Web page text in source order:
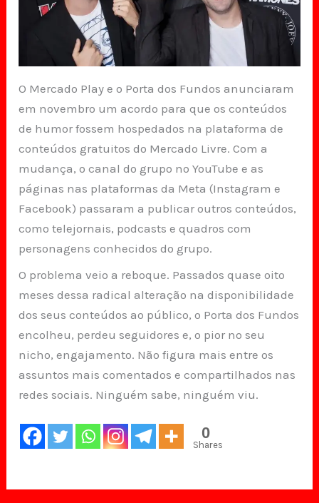
O Mercado Play e o Porta dos Fundos anunciaram
em novembro um acordo para que os conteúdos
de humor fossem hospedados na plataforma de
conteúdos gratuitos do Mercado Livre. Com a
mudança, o canal do grupo no YouTube e as
páginas nas plataformas da Meta (Instagram e
Facebook) passaram a publicar outros conteúdos,
como telejornais, podcasts e quadros com
personagens conhecidos do grupo.
O problema veio a reboque. Passados quase oito
meses dessa radical alteração na disponibilidade
dos seus conteúdos ao público, o Porta dos Fundos
encolheu, perdeu seguidores e, o pior no seu
nicho, engajamento. Não figura mais entre os
assuntos mais comentados e compartilhados nas
redes sociais. Ninguém sabe, ninguém viu.
0
Shares